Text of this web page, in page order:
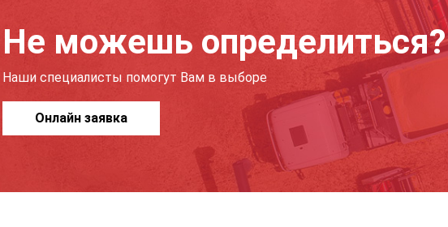
Не можешь определиться?
Наши специалисты помогут Вам в выборе
Онлайн заявка